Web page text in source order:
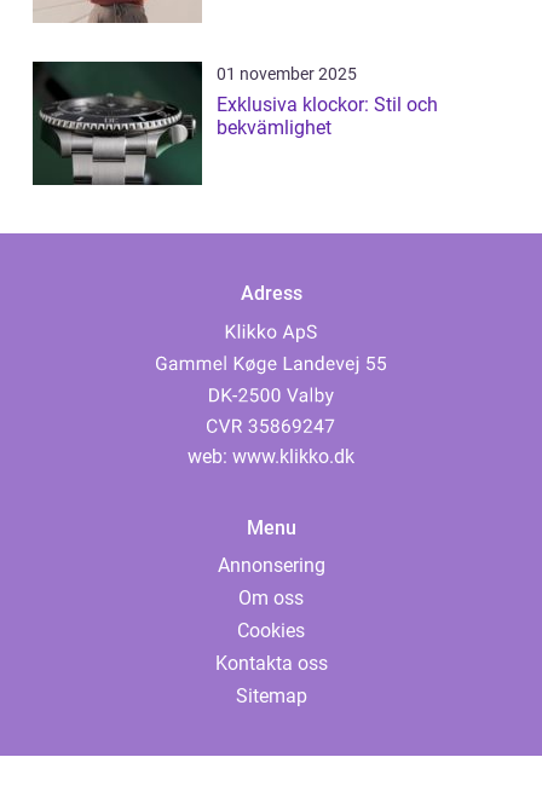
01 november 2025
Exklusiva klockor: Stil och
bekvämlighet
Adress
web: www.klikko.dk
Menu
Annonsering
Om oss
Cookies
Kontakta oss
Sitemap